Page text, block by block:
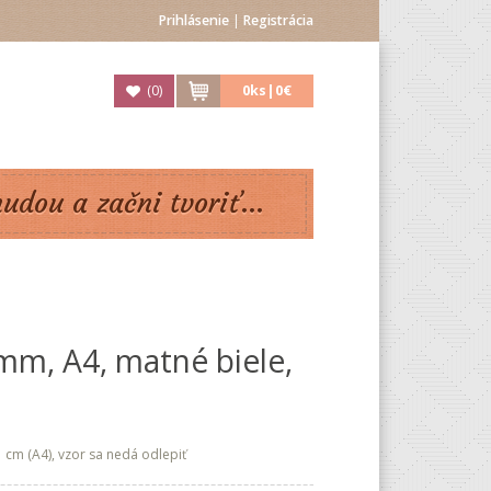
Prihlásenie | Registrácia
(0) 0ks| 0€
a začni tvoriť...
A4, matné biele,
(A4), vzor sa nedá odlepiť